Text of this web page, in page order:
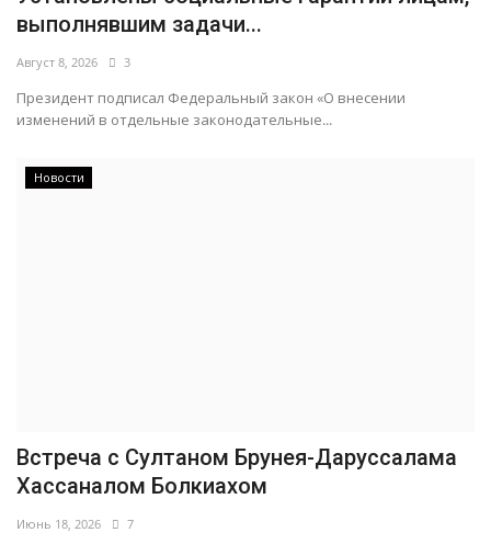
выполнявшим задачи...
Август 8, 2026 3
Президент подписал Федеральный закон «О внесении
изменений в отдельные законодательные...
Новости
Встреча с Султаном Брунея-Даруссалама
Хассаналом Болкиахом
Июнь 18, 2026 7